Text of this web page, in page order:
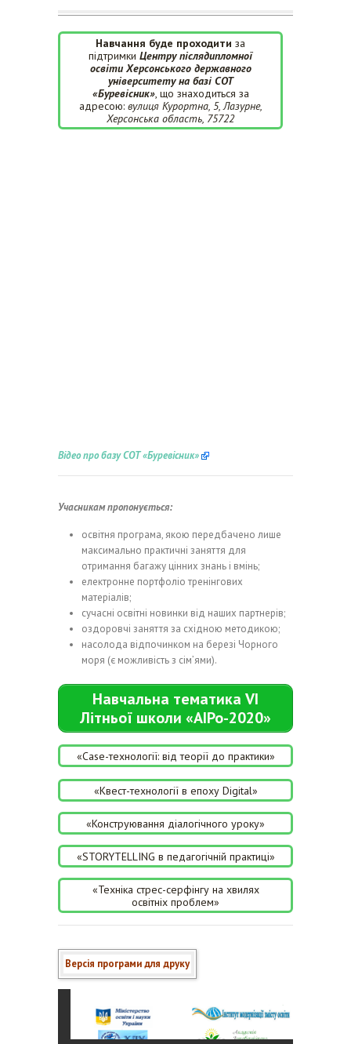
Навчання буде проходити за
підтримки Центру післядипломної
освіти Херсонського державного
університетуна базі СОТ
«Буревісник», що знаходиться за
адресою: вулиця Курортна, 5, Лазурне,
Херсонська область, 75722
Відео про базу СОТ «Буревісник»
Учасникам пропонується:
освітня програма, якою передбачено лише
максимально практичні заняття для
отримання багажу цінних знань і вмінь;
електронне портфоліо тренінгових
матеріалів;
сучасні освітні новинки від наших партнерів;
оздоровчі заняття за східною методикою;
насолода відпочинком на березі Чорного
моря (є можливість з сім’ями).
Навчальна тематика VІ
Літньої школи «АІРо-2020»
«Case-технології: від теорії до практики»
«Квест-технології в епоху Digital»
«Конструювання діалогічного уроку»
«STORYTELLING в педагогічній практиці»
«Техніка стрес-серфінгу на хвилях
освітніх проблем»
Версія програми для друку